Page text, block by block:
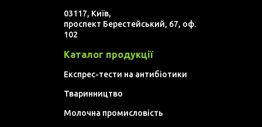
03117, Київ,
проспект Берестейський, 67, оф.
102
Каталог продукції
Експрес-тести на антибіотики
Тваринництво
Молочна промисловість